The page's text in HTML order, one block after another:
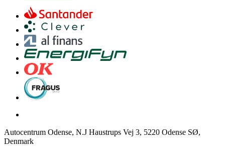
Autocentrum Odense, N.J Haustrups Vej 3, 5220 Odense SØ,
Denmark